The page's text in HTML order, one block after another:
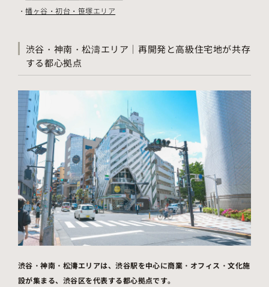
幡ヶ谷・初台・笹塚エリア
渋谷・神南・松濤エリア｜再開発と高級住宅地が共存
する都心拠点
渋谷・神南・松濤エリアは、渋谷駅を中心に商業・オフィス・文化施
設が集まる、渋谷区を代表する都心拠点です。